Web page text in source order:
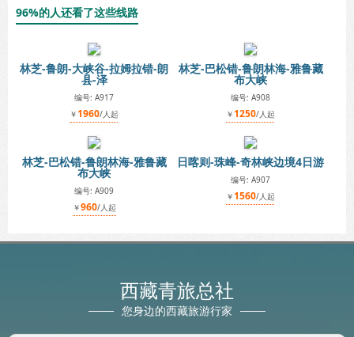
96%的人还看了这些线路
林芝-鲁朗-大峡谷-拉姆拉错-朗
县-泽
编号: A917
￥1960/人起
林芝-巴松错-鲁朗林海-雅鲁藏
布大峡
编号: A908
￥1250/人起
林芝-巴松错-鲁朗林海-雅鲁藏
布大峡
编号: A909
￥960/人起
日喀则-珠峰-奇林峡边境4日游
编号: A907
￥1560/人起
西藏青旅总社
您身边的西藏旅游行家